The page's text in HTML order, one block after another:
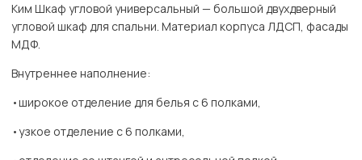
Ким Шкаф угловой универсальный — большой двухдверный
угловой шкаф для спальни. Материал корпуса ЛДСП, фасады
МДФ.
Внутреннее наполнение:
•широкое отделение для белья с 6 полками,
•узкое отделение с 6 полками,